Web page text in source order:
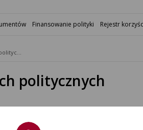
Finansowanie polityki Rejestr
Ustawa o partiach politycznych
politycznych
politycznych